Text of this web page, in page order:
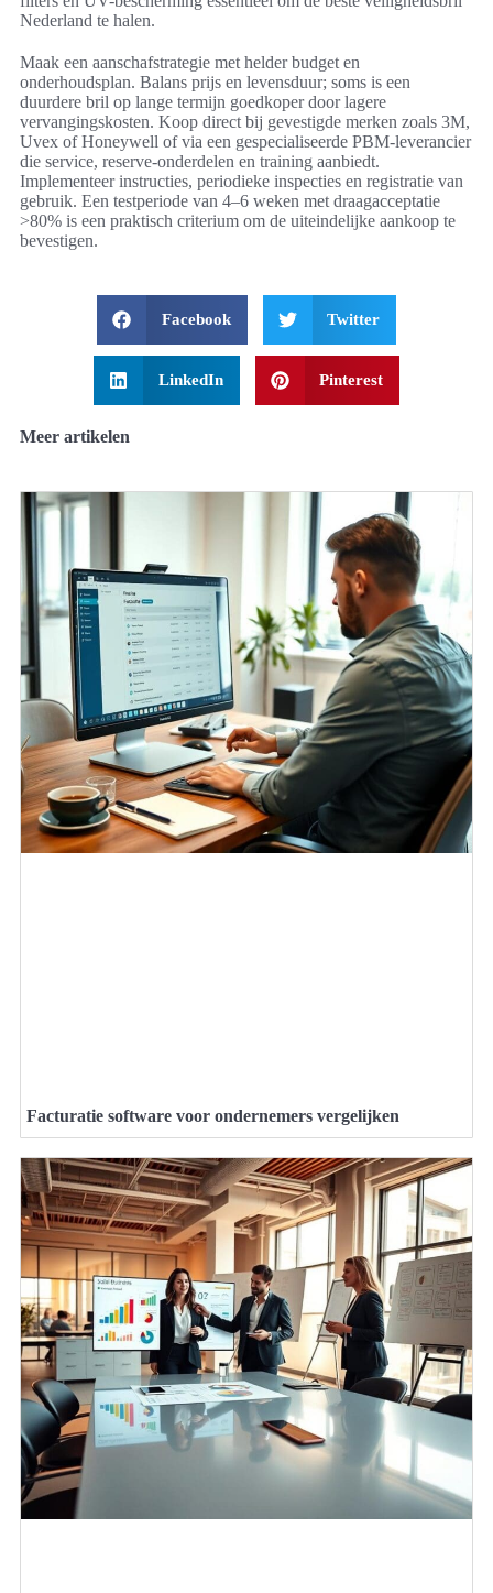
Nederland te halen.
Maak een aanschafstrategie met helder budget en
onderhoudsplan. Balans prijs en levensduur; soms is een
duurdere bril op lange termijn goedkoper door lagere
vervangingskosten. Koop direct bij gevestigde merken zoals 3M,
Uvex of Honeywell of via een gespecialiseerde PBM-leverancier
die service, reserve-onderdelen en training aanbiedt.
Implementeer instructies, periodieke inspecties en registratie van
gebruik. Een testperiode van 4–6 weken met draagacceptatie
>80% is een praktisch criterium om de uiteindelijke aankoop te
bevestigen.
Facebook Twitter
LinkedIn Pinterest
Meer artikelen
Facturatie software voor ondernemers vergelijken